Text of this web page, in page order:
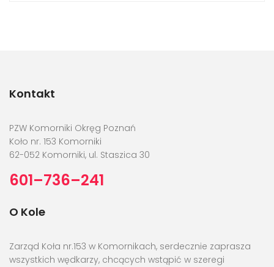
Kontakt
PZW Komorniki Okręg Poznań
Koło nr. 153 Komorniki
62-052 Komorniki, ul. Staszica 30
601–736–241
O Kole
Zarząd Koła nr.153 w Komornikach, serdecznie zaprasza
wszystkich wędkarzy, chcących wstąpić w szeregi